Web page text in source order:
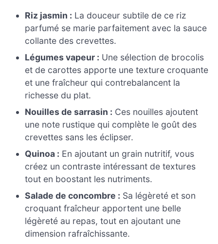
Riz jasmin : La douceur subtile de ce riz
parfumé se marie parfaitement avec la sauce
collante des crevettes.
Légumes vapeur : Une sélection de brocolis
et de carottes apporte une texture croquante
et une fraîcheur qui contrebalancent la
richesse du plat.
Nouilles de sarrasin : Ces nouilles ajoutent
une note rustique qui complète le goût des
crevettes sans les éclipser.
Quinoa : En ajoutant un grain nutritif, vous
créez un contraste intéressant de textures
tout en boostant les nutriments.
Salade de concombre : Sa légèreté et son
croquant fraîcheur apportent une belle
légèreté au repas, tout en ajoutant une
dimension rafraîchissante.